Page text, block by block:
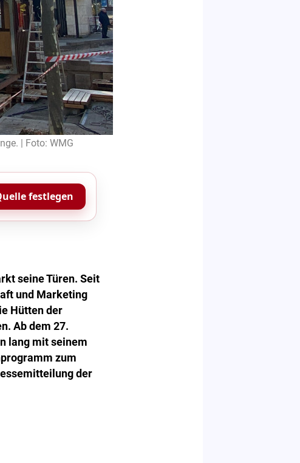
| Foto: WMG
festlegen
seine Türen. Seit
und Marketing
Hütten der
Ab dem 27.
lang mit seinem
zum
der